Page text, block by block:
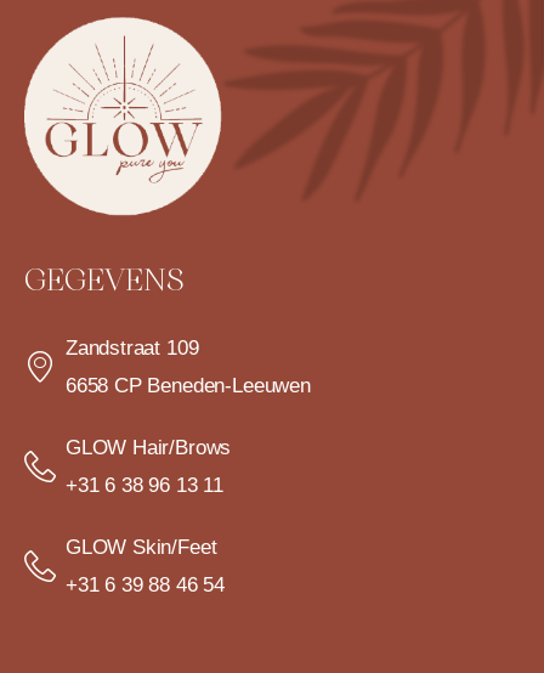
GEGEVENS
Zandstraat 109
6658 CP Beneden-Leeuwen
GLOW Hair/Brows
+31 6 38 96 13 11
GLOW Skin/Feet
+31 6 39 88 46 54